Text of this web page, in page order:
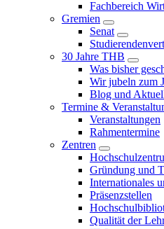
Fachbereich
Gremien
Senat
30 Jahre THB
Was bisher
Wir jubeln zum
Blog und
Termine &
Veranstaltungen
Rahmentermine
Zentren
Gründung und
Internationales
Präsenzstellen
Qualität der